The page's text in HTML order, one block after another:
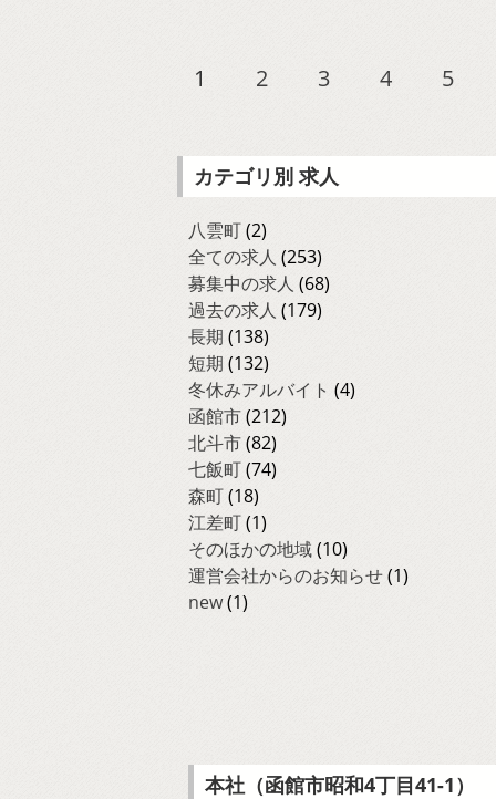
1 2 3 4 5
カテゴリ別 求人
八雲町(2)
全ての求人 (253)
募集中の求人 (68)
過去の求人 (179)
長期 (138)
短期 (132)
冬休みアルバイト (4)
函館市(212)
北斗市(82)
七飯町(74)
森町(18)
江差町(1)
そのほかの地域(10)
運営会社からのお知らせ(1)
new(1)
本社（函館市昭和4丁目41-1）